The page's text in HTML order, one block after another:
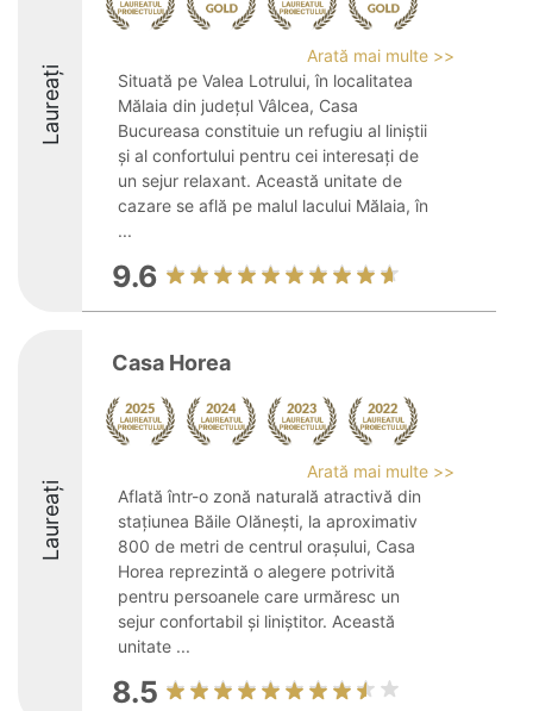
Laureați
Arată mai multe >>
Situată pe Valea Lotrului, în localitatea
Mălaia din județul Vâlcea, Casa
Bucureasa constituie un refugiu al liniștii
și al confortului pentru cei interesați de
un sejur relaxant. Această unitate de
cazare se află pe malul lacului Mălaia, în
...
9.6
Laureați
Casa Horea
Arată mai multe >>
Aflată într-o zonă naturală atractivă din
stațiunea Băile Olănești, la aproximativ
800 de metri de centrul orașului, Casa
Horea reprezintă o alegere potrivită
pentru persoanele care urmăresc un
sejur confortabil și liniștitor. Această
unitate ...
8.5